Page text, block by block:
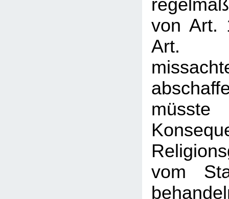
von Art.
Art.
vom